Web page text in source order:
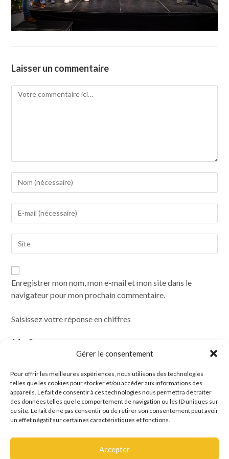
Gérer le consentement
Pour offrir les meilleures expériences, nous utilisons des technologies
telles que les cookies pour stocker et/ou accéder aux informations des
appareils. Le fait de consentir à ces technologies nous permettra de traiter
des données telles que le comportement de navigation ou les ID uniques sur
ce site. Le fait de ne pas consentir ou de retirer son consentement peut avoir
un effet négatif sur certaines caractéristiques et fonctions.
Accepter
Laisser un commentaire
Enregistrer mon nom, mon e-mail et mon site dans le
navigateur pour mon prochain commentaire.
Saisissez votre réponse en chiffres
14 − 3 =